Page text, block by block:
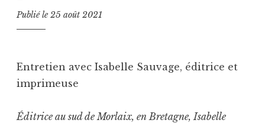
Publié le25 août 2021
Entretien avec Isabelle Sauvage, éditrice et
imprimeuse
Éditrice au sud de Morlaix, en Bretagne, Isabelle